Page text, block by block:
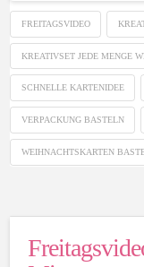
FREITAGSVIDEO
KREATIVSET JEDE MENGE
SCHNELLE KARTENIDEE
VERPACKUNG BASTELN
WEIHNACHTSKARTEN